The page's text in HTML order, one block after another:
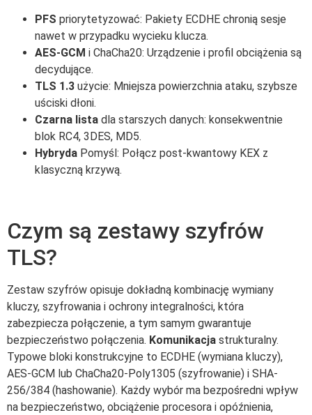
PFS priorytetyzować: Pakiety ECDHE chronią sesje
nawet w przypadku wycieku klucza.
AES-GCM i ChaCha20: Urządzenie i profil obciążenia są
decydujące.
TLS 1.3 użycie: Mniejsza powierzchnia ataku, szybsze
uściski dłoni.
Czarna lista dla starszych danych: konsekwentnie
blok RC4, 3DES, MD5.
Hybryda Pomyśl: Połącz post-kwantowy KEX z
klasyczną krzywą.
Czym są zestawy szyfrów
TLS?
Zestaw szyfrów opisuje dokładną kombinację wymiany
kluczy, szyfrowania i ochrony integralności, która
zabezpiecza połączenie, a tym samym gwarantuje
bezpieczeństwo połączenia. Komunikacja strukturalny.
Typowe bloki konstrukcyjne to ECDHE (wymiana kluczy),
AES-GCM lub ChaCha20-Poly1305 (szyfrowanie) i SHA-
256/384 (hashowanie). Każdy wybór ma bezpośredni wpływ
na bezpieczeństwo, obciążenie procesora i opóźnienia,